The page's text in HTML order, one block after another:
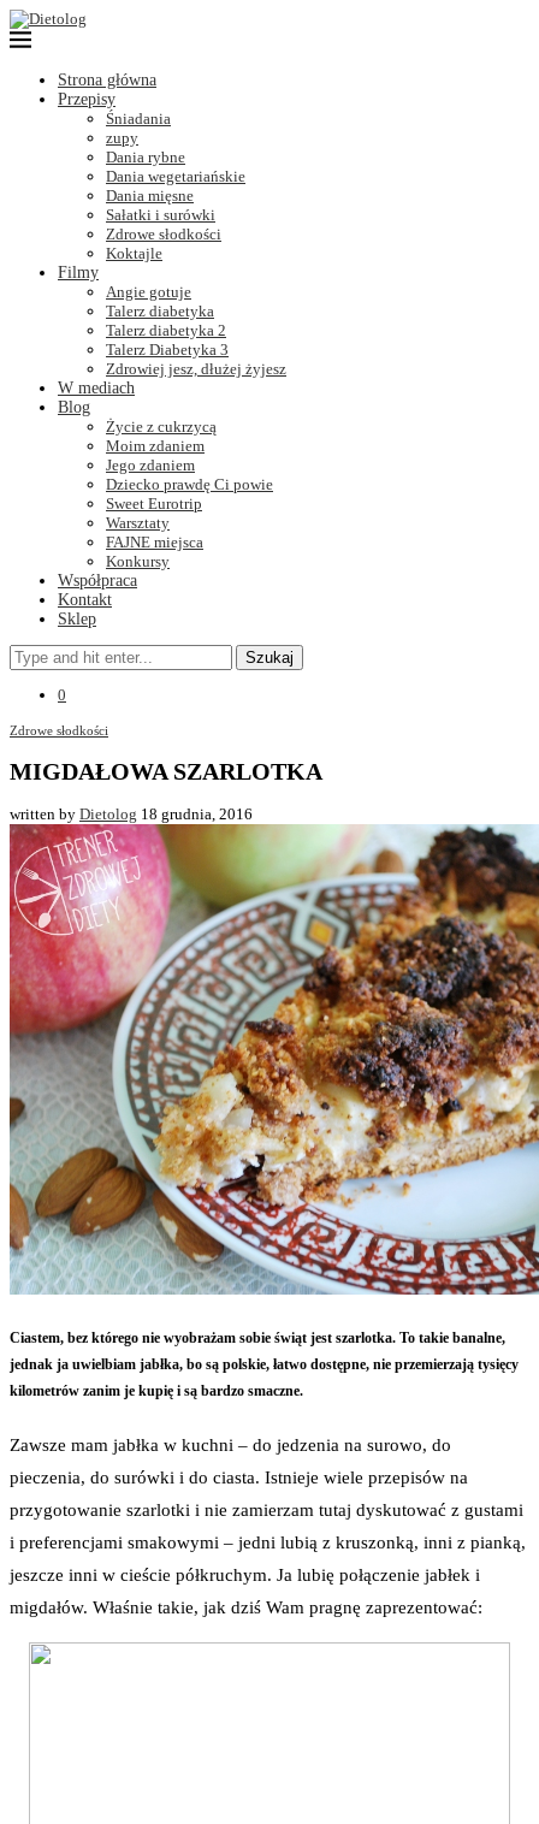
Strona główna
Przepisy
Śniadania
zupy
Dania rybne
Dania wegetariańskie
Dania mięsne
Sałatki i surówki
Zdrowe słodkości
Koktajle
Filmy
Angie gotuje
Talerz diabetyka
Talerz diabetyka 2
Talerz Diabetyka 3
Zdrowiej jesz, dłużej żyjesz
W mediach
Blog
Życie z cukrzycą
Moim zdaniem
Jego zdaniem
Dziecko prawdę Ci powie
Sweet Eurotrip
Warsztaty
FAJNE miejsca
Konkursy
Współpraca
Kontakt
Sklep
Szukaj
0
Zdrowe słodkości
MIGDAŁOWA SZARLOTKA
written by Dietolog 18 grudnia, 2016
Ciastem, bez którego nie wyobrażam sobie świąt jest szarlotka. To takie banalne,
jednak ja uwielbiam jabłka, bo są polskie, łatwo dostępne, nie przemierzają tysięcy
kilometrów zanim je kupię i są bardzo smaczne.
Zawsze mam jabłka w kuchni – do jedzenia na surowo, do
pieczenia, do surówki i do ciasta. Istnieje wiele przepisów na
przygotowanie szarlotki i nie zamierzam tutaj dyskutować z gustami
i preferencjami smakowymi – jedni lubią z kruszonką, inni z pianką,
jeszcze inni w cieście półkruchym. Ja lubię połączenie jabłek i
migdałów. Właśnie takie, jak dziś Wam pragnę zaprezentować: